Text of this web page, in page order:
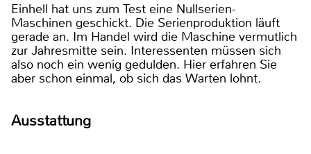
Einhell hat uns zum Test eine Nullserien-
Maschinen geschickt. Die Serienproduktion läuft
gerade an. Im Handel wird die Maschine vermutlich
zur Jahresmitte sein. Interessenten müssen sich
also noch ein wenig gedulden. Hier erfahren Sie
aber schon einmal, ob sich das Warten lohnt.
Ausstattung